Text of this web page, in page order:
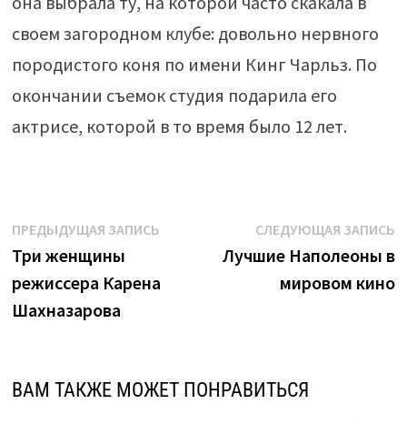
своем загородном клубе: довольно нервного
породистого коня по имени Кинг Чарльз. По
окончании съемок студия подарила его
актрисе, которой в то время было 12 лет.
Навигация
по
записям
ПРЕДЫДУЩАЯ ЗАПИСЬПредыдущая
Три женщины
режиссера Карена
Шахназарова
СЛЕДУЮЩАЯ ЗАПИСЬ
Лучшие Наполеоны в
мировом кино
ВАМ ТАКЖЕ МОЖЕТ ПОНРАВИТЬСЯ